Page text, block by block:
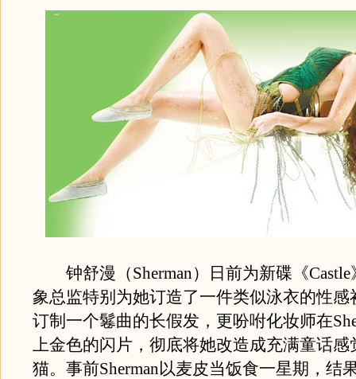
钟舒漫（Sherman）日前为新碟《Castle
象总监特别为她订造了一件类似泳衣的性感
订制一个鬈曲的长假发，更吩咐化妆师在
上金色的闪片，彻底将她改造成充满童话感
猫。事前Sherman以麦皮当饭食一星期，结